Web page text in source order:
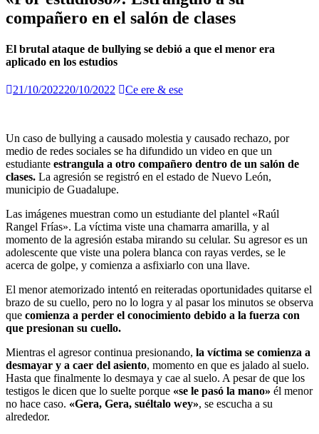
compañero en el salón de clases
El brutal ataque de bullying se debió a que el menor era
aplicado en los estudios
21/10/202220/10/2022 Ce ere & ese
Un caso de bullying a causado molestia y causado rechazo, por
medio de redes sociales se ha difundido un video en que un
estudiante estrangula a otro compañero dentro de un salón de
clases. La agresión se registró en el estado de Nuevo León,
municipio de Guadalupe.
Las imágenes muestran como un estudiante del plantel «Raúl
Rangel Frías». La víctima viste una chamarra amarilla, y al
momento de la agresión estaba mirando su celular. Su agresor es un
adolescente que viste una polera blanca con rayas verdes, se le
acerca de golpe, y comienza a asfixiarlo con una llave.
El menor atemorizado intentó en reiteradas oportunidades quitarse el
brazo de su cuello, pero no lo logra y al pasar los minutos se observa
que comienza a perder el conocimiento debido a la fuerza con
que presionan su cuello.
Mientras el agresor continua presionando, la víctima se comienza a
desmayar y a caer del asiento, momento en que es jalado al suelo.
Hasta que finalmente lo desmaya y cae al suelo. A pesar de que los
testigos le dicen que lo suelte porque «se le pasó la mano» él menor
no hace caso. «Gera, Gera, suéltalo wey», se escucha a su
alrededor.